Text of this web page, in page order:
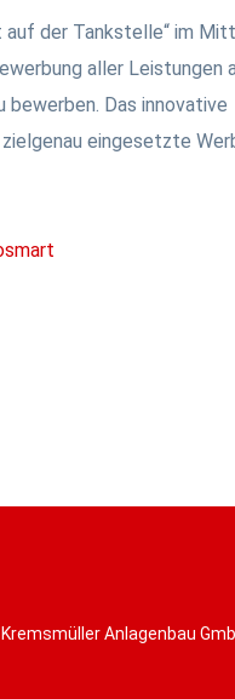
auf der Tankstelle“ im
aller Leistungen
Das innovative
eingesetzte
Anlagenbau